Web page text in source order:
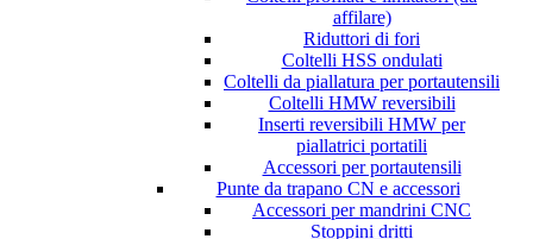
affilare)
Riduttori di fori
Coltelli HSS ondulati
Coltelli da piallatura per portautensili
Coltelli HMW reversibili
Inserti reversibili HMW per
piallatrici portatili
Accessori per portautensili
Punte da trapano CN e accessori
Accessori per mandrini CNC
Stoppini dritti